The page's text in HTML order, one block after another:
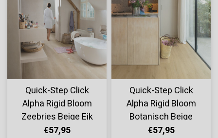
Quick-Step Click
Alpha Rigid Bloom
Zeebries Beige Eik
AVMPU40080
€57,95
Quick-Step Click
Alpha Rigid Bloom
Botanisch Beige
AVMPU40236
€57,95